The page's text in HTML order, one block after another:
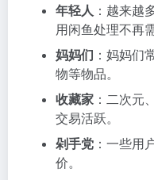
年轻人 ：越来越
用闲鱼处理不再
妈妈们 ：妈妈们
物等物品。
收藏家 ：二次元
交易活跃。
剁手党 ：一些用
价。